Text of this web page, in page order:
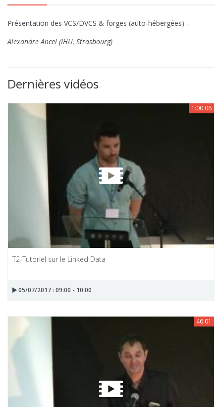
Présentation des VCS/DVCS & forges (auto-hébergées) -
Alexandre Ancel (IHU, Strasbourg)
Dernières vidéos
1:00:06
T2-Tutoriel sur le Linked Data
05/07/2017 : 09:00 - 10:00
46:01